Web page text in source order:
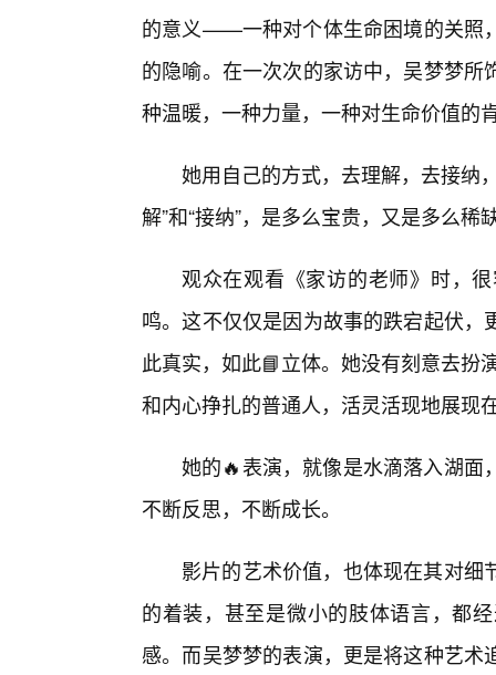
的意义——一种对个体生命困境的关照
的隐喻。在一次次的家访中，吴梦梦
种温暖，一种力量，一种对生命价值的
她用自己的方式，去理解，去接纳
解”和“接纳”，是多么宝贵，又是多么稀
观众在观看《家访的老师》时，
鸣。这不仅仅是因为故事的跌宕起伏
此真实，如此📘立体。她没有刻意去扮
和内心挣扎的普通人，活灵活现地展现
她的🔥表演，就像是水滴落入湖面
不断反思，不断成长。
影片的艺术价值，也体现在其对
的着装，甚至是微小的肢体语言，都
感。而吴梦梦的表演，更是将这种艺